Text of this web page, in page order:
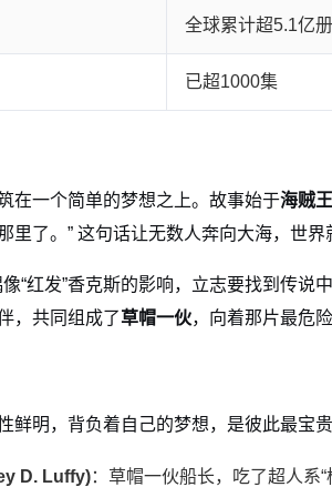
全球累计超5.1亿
已超1000集
在一个简单的梦想之上。故事始于海贼
里了。” 这句话让无数人奔向大海，世
“红发”香克斯的影响，立志要找到传说
，共同组成了草帽一伙，向着那片最危
鲜明，背负着自己的梦想，是彼此最宝
D. Luffy)：草帽一伙船长，吃了超人系